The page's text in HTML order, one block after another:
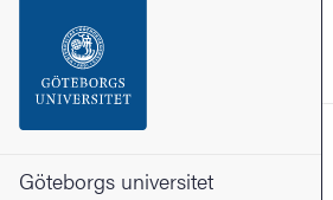
Sidfoten
Göteborgs universitet